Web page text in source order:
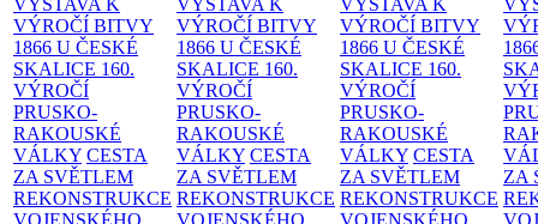
VÝSTAVA K
VÝROČÍ BITVY
1866 U ČESKÉ
SKALICE 160.
VÝROČÍ
PRUSKO-
RAKOUSKÉ
VÁLKY CESTA
ZA SVĚTLEM
REKONSTRUKCE
VÝSTAVA K
VÝROČÍ BITVY
1866 U ČESKÉ
SKALICE 160.
VÝROČÍ
PRUSKO-
RAKOUSKÉ
VÁLKY CESTA
ZA SVĚTLEM
REKONSTRUKCE
VÝSTAVA K
VÝROČÍ BITVY
1866 U ČESKÉ
SKALICE 160.
VÝROČÍ
PRUSKO-
RAKOUSKÉ
VÁLKY CESTA
ZA SVĚTLEM
REKONSTRUKCE
ZA